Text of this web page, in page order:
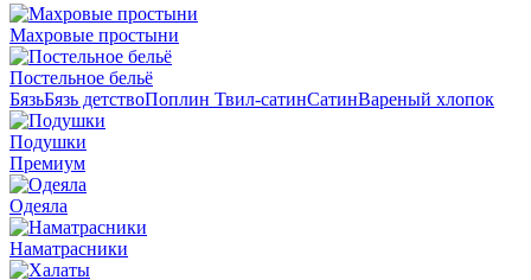
Махровые простыни
Постельное бельё
БязьБязь детствоПоплин Твил-сатинСатинВареный хлопок
Подушки
Премиум
Одеяла
Наматрасники